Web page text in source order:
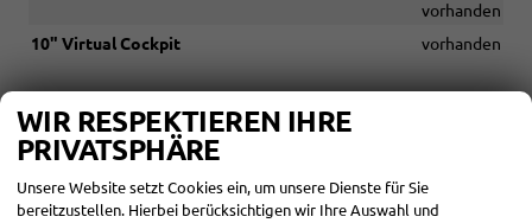
vorhanden
10" Virtual Cockpit
vorhanden
SICHERHEIT & ASSISTENZ
Fahrer- und abschaltbarer Beifahrerairbag
Kopfairbags
Seitenairbags vorn
vorhanden
WIR RESPEKTIEREN IHRE
PRIVATSPHÄRE
Unsere Website setzt Cookies ein, um unsere Dienste für Sie
bereitzustellen. Hierbei berücksichtigen wir Ihre Auswahl und